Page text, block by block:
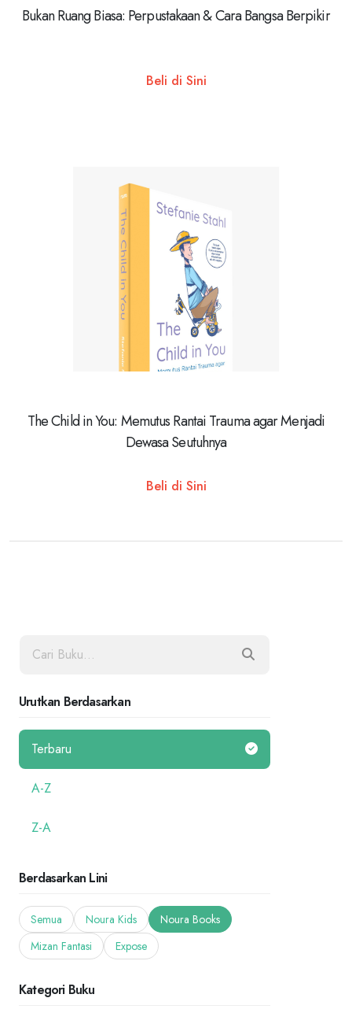
Bukan Ruang Biasa: Perpustakaan & Cara Bangsa Berpikir
Beli di Sini
The Child in You: Memutus Rantai Trauma agar Menjadi
Dewasa Seutuhnya
Beli di Sini
Urutkan Berdasarkan
Terbaru
A-Z
Z-A
Berdasarkan Lini
Semua Noura Kids
Noura Books
Mizan Fantasi
Expose
Kategori Buku